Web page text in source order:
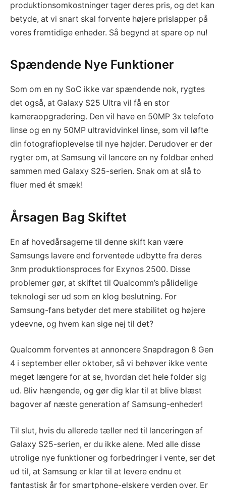
produktionsomkostninger tager deres pris, og det kan
betyde, at vi snart skal forvente højere prislapper på
vores fremtidige enheder. Så begynd at spare op nu!
Spændende Nye Funktioner
Som om en ny SoC ikke var spændende nok, rygtes
det også, at Galaxy S25 Ultra vil få en stor
kameraopgradering. Den vil have en 50MP 3x telefoto
linse og en ny 50MP ultravidvinkel linse, som vil løfte
din fotografioplevelse til nye højder. Derudover er der
rygter om, at Samsung vil lancere en ny foldbar enhed
sammen med Galaxy S25-serien. Snak om at slå to
fluer med ét smæk!
Årsagen Bag Skiftet
En af hovedårsagerne til denne skift kan være
Samsungs lavere end forventede udbytte fra deres
3nm produktionsproces for Exynos 2500. Disse
problemer gør, at skiftet til Qualcomm’s pålidelige
teknologi ser ud som en klog beslutning. For
Samsung-fans betyder det mere stabilitet og højere
ydeevne, og hvem kan sige nej til det?
Qualcomm forventes at annoncere Snapdragon 8 Gen
4 i september eller oktober, så vi behøver ikke vente
meget længere for at se, hvordan det hele folder sig
ud. Bliv hængende, og gør dig klar til at blive blæst
bagover af næste generation af Samsung-enheder!
Til slut, hvis du allerede tæller ned til lanceringen af
Galaxy S25-serien, er du ikke alene. Med alle disse
utrolige nye funktioner og forbedringer i vente, ser det
ud til, at Samsung er klar til at levere endnu et
fantastisk år for smartphone-elskere verden over. Er